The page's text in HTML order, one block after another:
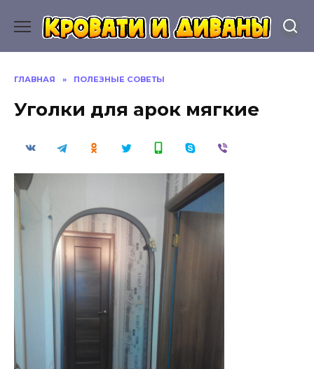
содержанию
ГЛАВНАЯ » ПОЛЕЗНЫЕ СОВЕТЫ
Уголки для арок мягкие